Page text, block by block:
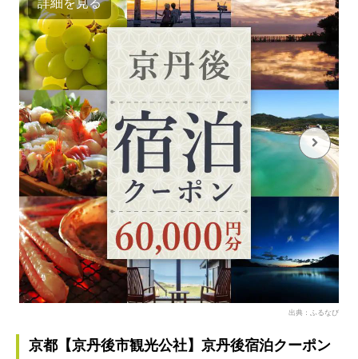
詳細を見る
出典：ふるなび
京都【京丹後市観光公社】京丹後宿泊クーポン